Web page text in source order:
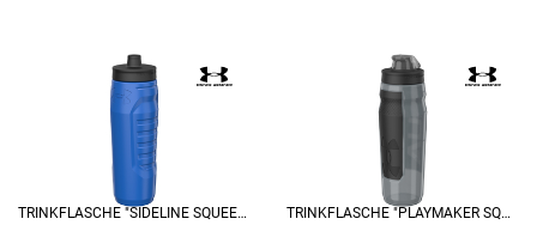
TRINKFLASCHE "SIDELINE SQUEEZE" 950ML TRINKFLASCHE "PLAYMAKER SQUEEZE" 950ML